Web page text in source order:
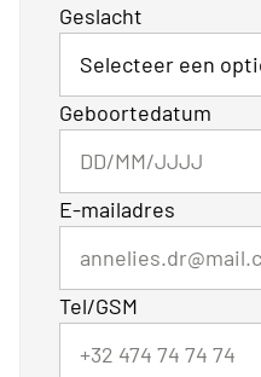
Geslacht
Geboortedatum
E-mailadres
Tel/GSM